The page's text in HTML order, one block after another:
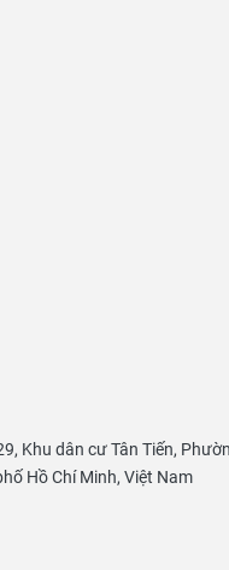
Khu dân cư Tân Tiến,
Hồ Chí Minh, Việt Nam